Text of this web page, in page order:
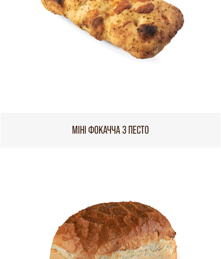
МІНІ ФОКАЧЧА З ПЕСТО